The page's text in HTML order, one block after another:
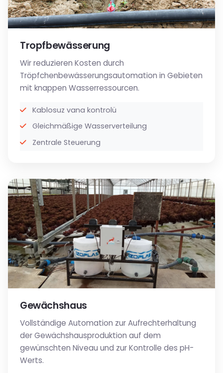
Tropfbewässerung
Wir reduzieren Kosten durch
Tröpfchenbewässerungsautomation in Gebieten
mit knappen Wasserressourcen.
Kablosuz vana kontrolü
Gleichmäßige Wasserverteilung
Zentrale Steuerung
Gewächshaus
Vollständige Automation zur Aufrechterhaltung
der Gewächshausproduktion auf dem
gewünschten Niveau und zur Kontrolle des pH-
Werts.